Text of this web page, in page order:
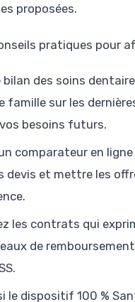
proposées.
pratiques pour
bilan des soins
famille sur les
besoins futurs.
comparateur en
devis et mettre les
les contrats qui
de
le dispositif 100 %